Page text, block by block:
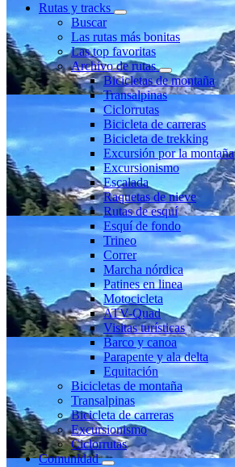
Rutas y tracks
Buscar
Las rutas más bonitas
Las top favoritas
Archivo de rutas
Bicicletas de montaña
Transalpinas
Ciclorrutas
Bicicleta de carreras
Bicicleta de trekking
Excursión por la montaña
Excursionismo
Escalada
Raquetas de nieve
Rutas de esquí
Esquí de fondo
Trineo
Correr
Marcha nórdica
Patines en linea
Motocicleta
ATV-Quad
Visitas turísticas
Barco y canoa
Parapente y ala delta
Equitación
Bicicletas de montaña
Transalpinas
Bicicleta de carreras
Excursionismo
Ciclorrutas
Comunidad